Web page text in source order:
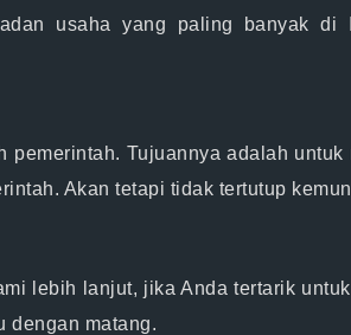
usaha yang paling banyak
Tujuannya adalah
Akan tetapi tidak tertutup
lebih lanjut, jika Anda tertarik
dengan matang.